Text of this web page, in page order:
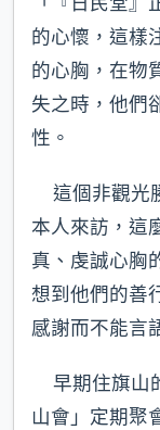
的心懷，這樣
的心胸，在物
失之時，他們
性。
這個非觀光
本人來訪，這
真、虔誠心胸
想到他們的善
感謝而不能言
早期住旗山
山會」定期聚